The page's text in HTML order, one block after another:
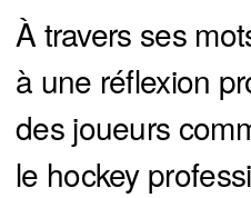
À travers ses
à une réflexion
des joueurs
le hockey